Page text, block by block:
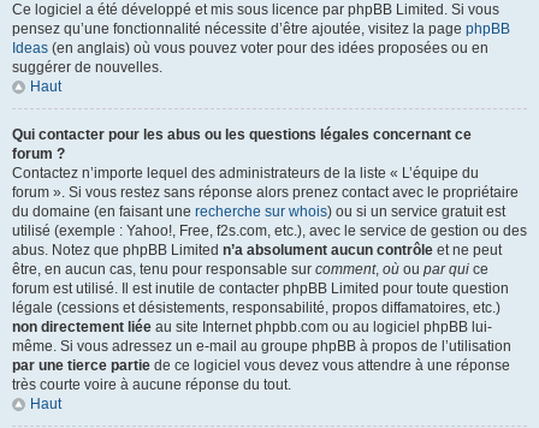
Ce logiciel a été développé et mis sous licence par phpBB Limited. Si vous
pensez qu’une fonctionnalité nécessite d’être ajoutée, visitez la page phpBB
Ideas (en anglais) où vous pouvez voter pour des idées proposées ou en
suggérer de nouvelles.
Haut
Qui contacter pour les abus ou les questions légales concernant ce
forum ?
Contactez n’importe lequel des administrateurs de la liste « L’équipe du
forum ». Si vous restez sans réponse alors prenez contact avec le propriétaire
du domaine (en faisant une recherche sur whois) ou si un service gratuit est
utilisé (exemple : Yahoo!, Free, f2s.com, etc.), avec le service de gestion ou des
abus. Notez que phpBB Limited n’a absolument aucun contrôle et ne peut
être, en aucun cas, tenu pour responsable sur comment, où ou par qui ce
forum est utilisé. Il est inutile de contacter phpBB Limited pour toute question
légale (cessions et désistements, responsabilité, propos diffamatoires, etc.)
non directement liée au site Internet phpbb.com ou au logiciel phpBB lui-
même. Si vous adressez un e-mail au groupe phpBB à propos de l’utilisation
par une tierce partie de ce logiciel vous devez vous attendre à une réponse
très courte voire à aucune réponse du tout.
Haut